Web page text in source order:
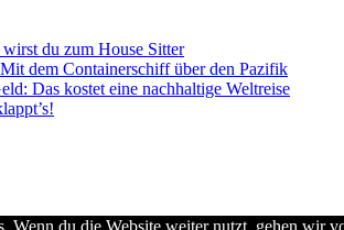
du zum House Sitter
dem Containerschiff über den Pazifik
Das kostet eine nachhaltige Weltreise
Wenn du die Website weiter nutzt, gehen wir